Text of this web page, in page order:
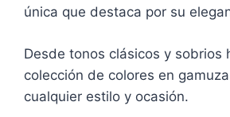
única que destaca por su
Desde tonos clásicos y
colección de colores en
cualquier estilo y ocasión.